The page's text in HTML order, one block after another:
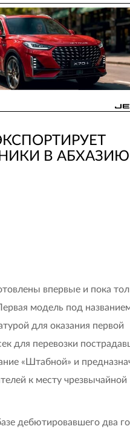
В АБХАЗИЮ
впервые и пока
модель под
для оказания первой
для перевозки
«Штабной» и
к месту чрезвычайной
дебютировавшего два